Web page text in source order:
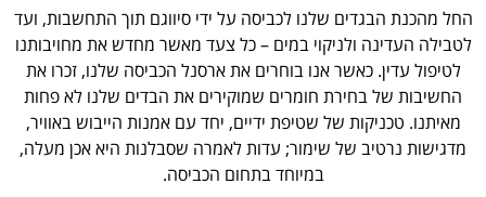
החל מהכנת הבגדים שלנו לכביסה על ידי סיווגם תוך התחשבות, ועד
לטבילה העדינה ולניקוי במים – כל צעד מאשר מחדש את מחויבותנו
לטיפול עדין. כאשר אנו בוחרים את ארסנל הכביסה שלנו, זכרו את
החשיבות של בחירת חומרים שמוקירים את הבדים שלנו לא פחות
מאיתנו. טכניקות של שטיפת ידיים, יחד עם אמנות הייבוש באוויר,
מדגישות נרטיב של שימור; עדות לאמרה שסבלנות היא אכן מעלה,
במיוחד בתחום הכביסה.